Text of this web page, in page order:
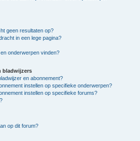
geen resultaten op?
in een lege pagina?
onderwerpen vinden?
bladwijzers
en abonnement?
instellen op specifieke onderwerpen?
instellen op specifieke forums?
op dit forum?